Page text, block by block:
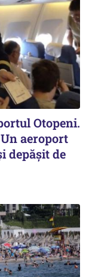
Otopeni.
aeroport
depășit de